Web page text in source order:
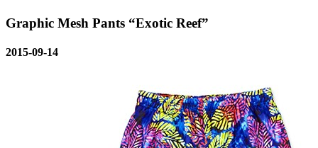
Graphic Mesh Pants “Exotic Reef”
2015-09-14